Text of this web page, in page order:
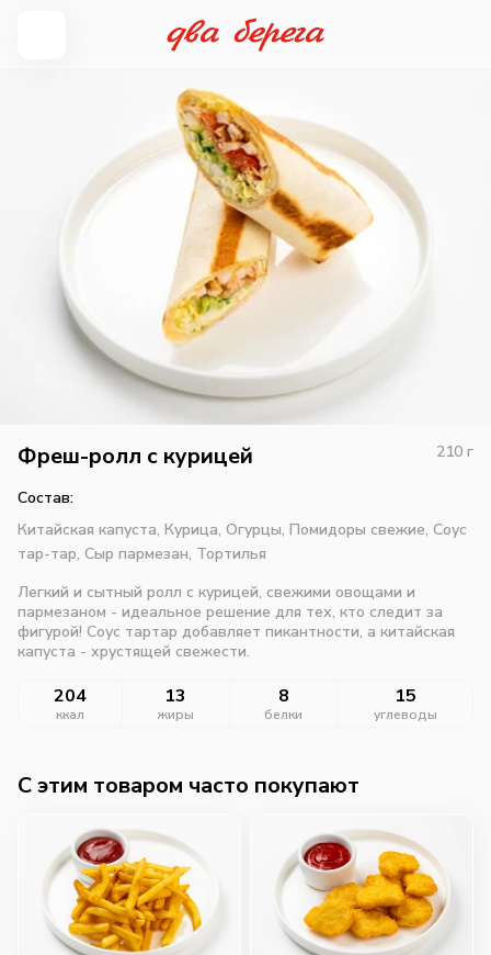
Фреш-ролл с курицей 210 г
Состав:
Китайская капуста, Курица, Огурцы, Помидоры свежие, Соус
тар-тар, Сыр пармезан, Тортилья
Легкий и сытный ролл с курицей, свежими овощами и
пармезаном - идеальное решение для тех, кто следит за
фигурой! Соус тартар добавляет пикантности, а китайская
капуста - хрустящей свежести.
204
ккал
13
жиры
8
белки
15
углеводы
C этим товаром часто покупают